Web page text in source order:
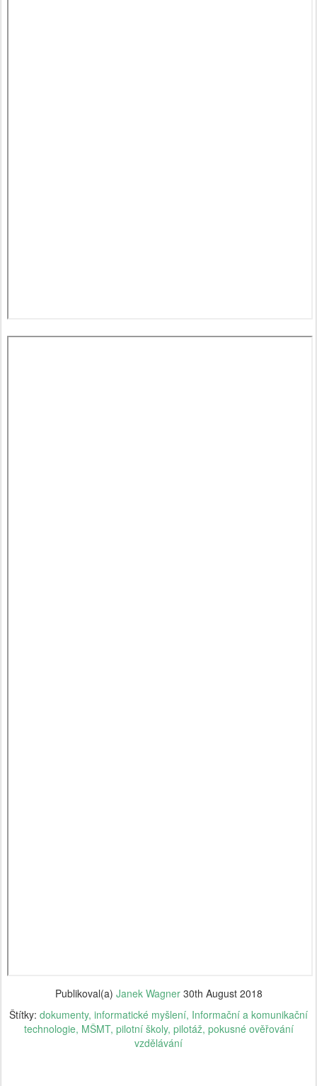
Publikoval(a) Janek Wagner 30th August 2018
Štítky: dokumenty informatické myšlení Informační a komunikační
technologie MŠMT pilotní školy pilotáž pokusné ověřování
vzdělávání